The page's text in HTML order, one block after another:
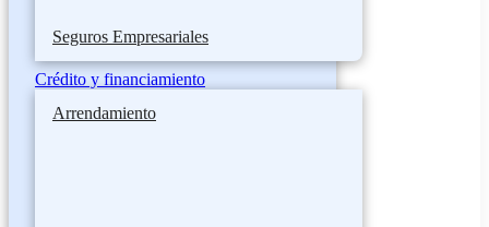
Seguros Empresariales
Crédito y financiamiento
Arrendamiento